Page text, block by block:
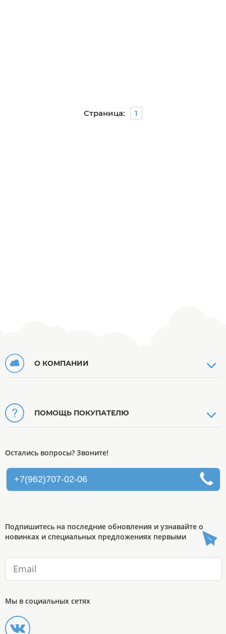
Страница: 1
О КОМПАНИИ
ПОМОЩЬ ПОКУПАТЕЛЮ
Остались вопросы? Звоните!
+7(962)707-02-06
Подпишитесь на последние обновления и узнавайте о
новинках и специальных предложениях первыми
Мы в социальных сетях